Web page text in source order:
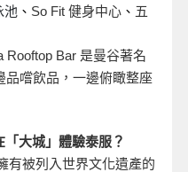
池 、 So Fit 健身中心、 五
Rooftop Bar 是曼谷著名
品嚐飲品，一邊俯瞰整座
大城」體驗泰服？
有被列入世界文化遺產的